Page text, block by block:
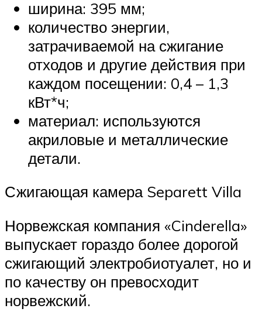
ширина: 395 мм;
количество энергии,
затрачиваемой на сжигание
отходов и другие действия при
каждом посещении: 0,4 – 1,3
кВт*ч;
материал: используются
акриловые и металлические
детали.
Сжигающая камера Separett Villa
Норвежская компания «Cinderella»
выпускает гораздо более дорогой
сжигающий электробиотуалет, но и
по качеству он превосходит
норвежский.